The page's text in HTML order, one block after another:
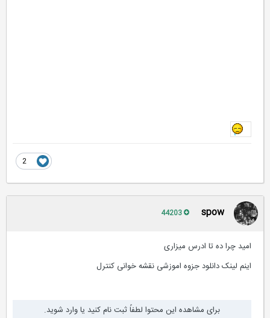
spow
امید چرا ده تا ادرس میزاری
اینم لینک دانلود جزوه اموزشی نقشه خوانی کنترل
برای مشاهده این محتوا لطفاً ثبت نام کنید یا وارد شوید.